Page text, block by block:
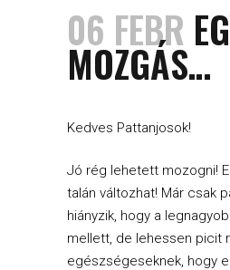
06 FEBR
MOZGÁS…
Kedves Pattanjosok!
Jó rég lehetett mozogni!
talán változhat! Már csak
hiányzik, hogy a
mellett, de lehessen picit
egészségeseknek, hogy